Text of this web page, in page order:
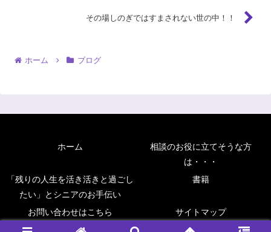
その場しのぎではすまされない世の中！！
ホーム ブログ
ホーム
相談のお役に立てそうな方
は・・・
「残りの人生を活き活きと過ごし
たい」とシニアのお手伝い
書籍
お問い合わせはこちら サイトマップ